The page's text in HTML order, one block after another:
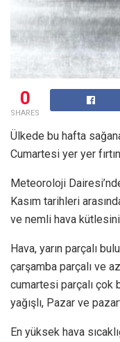
0
SHARES
Ülkede bu hafta
Cumartesi yer yer
Meteoroloji
Kasım tarihleri
ve nemli hava
Hava, yarın parçalı
çarşamba parçalı ve
cumartesi parçalı çok
yağışlı, Pazar ve
En yüksek hava